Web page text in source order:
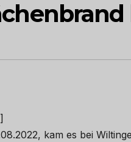
]
kam es bei